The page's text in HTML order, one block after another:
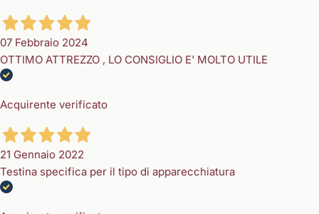
07 Febbraio 2024
OTTIMO ATTREZZO , LO CONSIGLIO E' MOLTO UTILE
Acquirente verificato
21 Gennaio 2022
Testina specifica per il tipo di apparecchiatura